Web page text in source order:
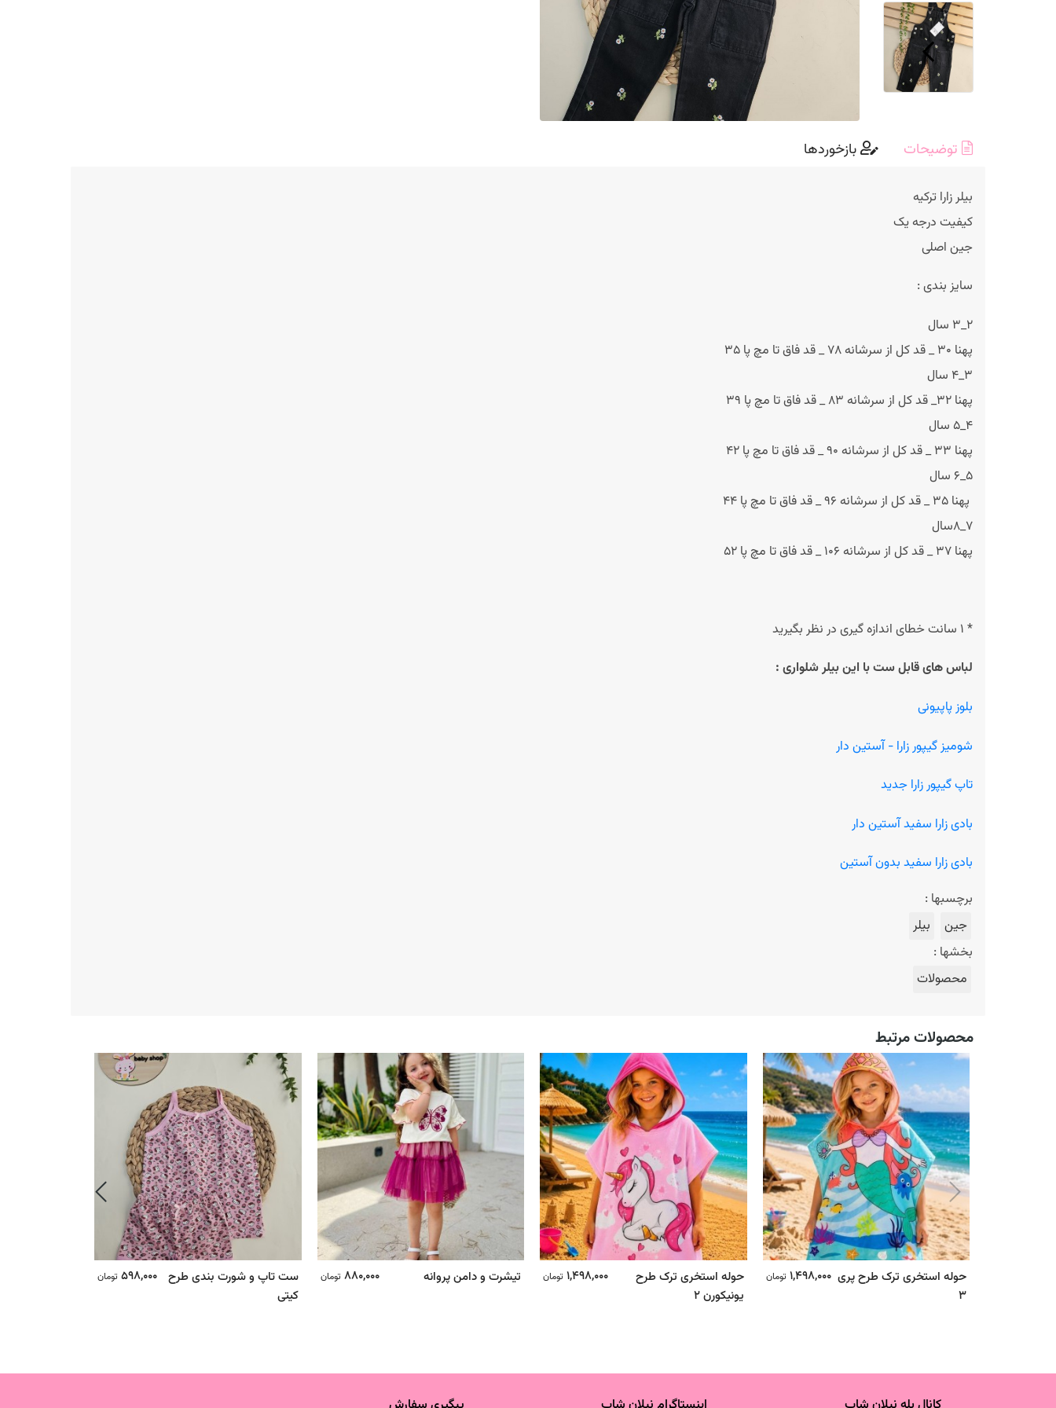
توضیحات بازخوردها
بیلر زارا ترکیه
کیفیت درجه یک
جین اصلی
سایز بندی :
۲_۳ سال
پهنا ۳۰ _ قد کل از سرشانه ۷۸ _ قد فاق تا مچ پا ۳۵
۳_۴ سال
پهنا ۳۲_ قد کل از سرشانه ۸۳ _ قد فاق تا مچ پا ۳۹
۴_۵ سال
پهنا ۳۳ _ قد کل از سرشانه ۹۰ _ قد فاق تا مچ پا ۴۲
۵_۶ سال
پهنا ۳۵ _ قد کل از سرشانه ۹۶ _ قد فاق تا مچ پا ۴۴
۷_۸سال
پهنا ۳۷ _ قد کل از سرشانه ۱۰۶ _ قد فاق تا مچ پا ۵۲
* 1 سانت خطای اندازه گیری در نظر بگیرید
لباس های قابل ست با این بیلر شلواری :
بلوز پاپیونی
شومیز گیپور زارا - آستین دار
تاپ گیپور زارا جدید
بادی زارا سفید آستین دار
بادی زارا سفید بدون آستین
برچسبها :
جین
بیلر
بخشها :
محصولات
محصولات مرتبط
حوله استخری ترک طرح پری
3
1,498,000 تومان
حوله استخری ترک طرح
یونیکورن 2
1,498,000 تومان تیشرت و دامن پروانه 880,000 تومان
ست تاپ و شورت بندی طرح
کیتی
598,000 تومان